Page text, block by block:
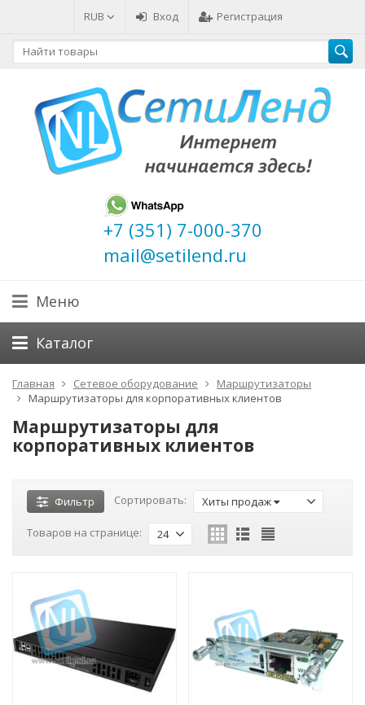
RUB Вход Регистрация
+7 (351) 7-000-370
mail@setilend.ru
Меню
Каталог
Главная Сетевое оборудование
Маршрутизаторы
Маршрутизаторы для корпоративных клиентов
Маршрутизаторы для
корпоративных клиентов
Фильтр Сортировать: Хиты продаж
Товаров на странице: 24